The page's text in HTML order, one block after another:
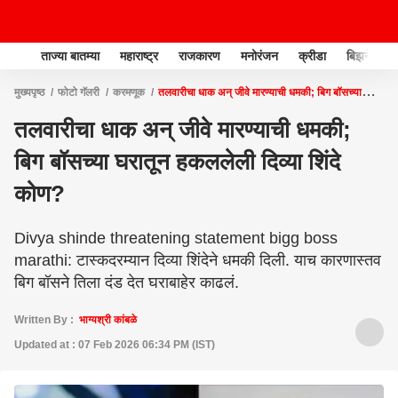
ताज्या बातम्या महाराष्ट्र राजकारण मनोरंजन क्रीडा बिझनेस
मुख्यपृष्ठ फोटो गॅलरी करमणूक
तलवारीचा धाक अन् जीवे मारण्याची धमकी; बिग बॉसच्या
तलवारीचा धाक अन् जीवे मारण्याची धमकी;
बिग बॉसच्या घरातून हकललेली दिव्या शिंदे
कोण?
Divya shinde threatening statement bigg boss
marathi: टास्कदरम्यान दिव्या शिंदेने धमकी दिली. याच कारणास्तव
बिग बॉसने तिला दंड देत घराबाहेर काढलं.
Written By : भाग्यश्री कांबळे
Updated at : 07 Feb 2026 06:34 PM (IST)